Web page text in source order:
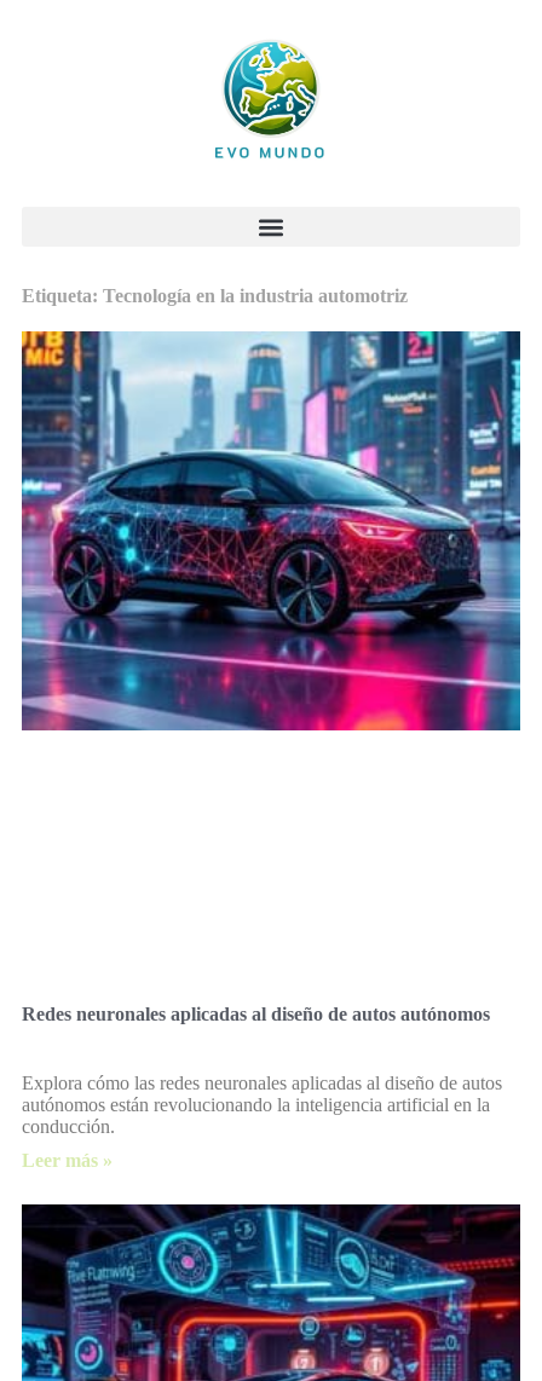
Etiqueta: Tecnología en la industria automotriz
Redes neuronales aplicadas al diseño de autos autónomos
Explora cómo las redes neuronales aplicadas al diseño de autos
autónomos están revolucionando la inteligencia artificial en la
conducción.
Leer más »